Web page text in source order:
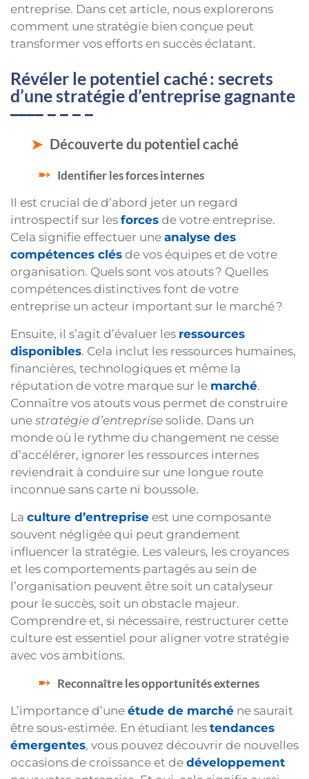
entreprise. Dans cet article, nous explorerons
comment une stratégie bien conçue peut
transformer vos efforts en succès éclatant.
Révéler le potentiel caché : secrets
d’une stratégie d’entreprise gagnante
Découverte du potentiel caché
Identifier les forces internes
Il est crucial de d’abord jeter un regard
introspectif sur les forces de votre entreprise.
Cela signifie effectuer une analyse des
compétences clés de vos équipes et de votre
organisation. Quels sont vos atouts ? Quelles
compétences distinctives font de votre
entreprise un acteur important sur le marché ?
Ensuite, il s’agit d’évaluer les ressources
disponibles. Cela inclut les ressources humaines,
financières, technologiques et même la
réputation de votre marque sur le marché.
Connaître vos atouts vous permet de construire
une stratégie d’entreprise solide. Dans un
monde où le rythme du changement ne cesse
d’accélérer, ignorer les ressources internes
reviendrait à conduire sur une longue route
inconnue sans carte ni boussole.
La culture d’entreprise est une composante
souvent négligée qui peut grandement
influencer la stratégie. Les valeurs, les croyances
et les comportements partagés au sein de
l’organisation peuvent être soit un catalyseur
pour le succès, soit un obstacle majeur.
Comprendre et, si nécessaire, restructurer cette
culture est essentiel pour aligner votre stratégie
avec vos ambitions.
Reconnaître les opportunités externes
L’importance d’une étude de marché ne saurait
être sous-estimée. En étudiant les tendances
émergentes, vous pouvez découvrir de nouvelles
occasions de croissance et de développement